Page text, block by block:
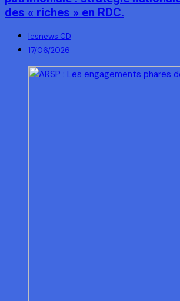
des « riches » en RDC.
lesnews CD
17/06/2026